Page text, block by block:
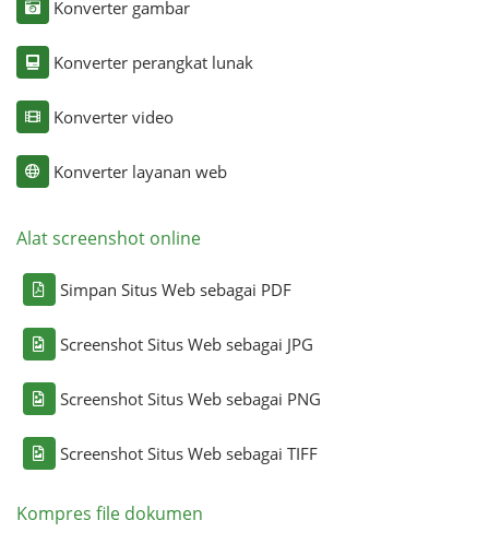
Konverter gambar
Konverter perangkat lunak
Konverter video
Konverter layanan web
Alat screenshot online
Simpan Situs Web sebagai PDF
Screenshot Situs Web sebagai JPG
Screenshot Situs Web sebagai PNG
Screenshot Situs Web sebagai TIFF
Kompres file dokumen